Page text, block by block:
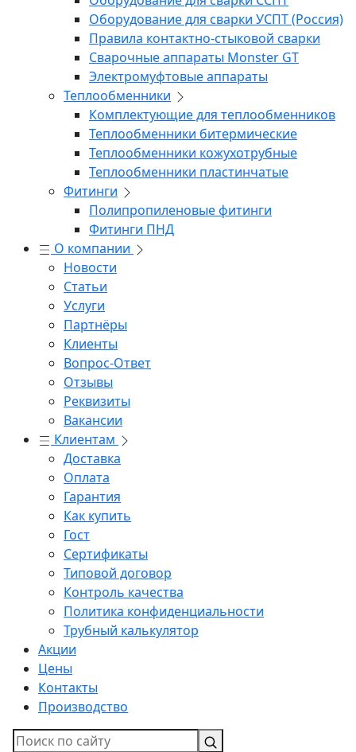
Оборудование для сварки УСПТ (Россия)
Правила контактно-стыковой сварки
Сварочные аппараты Monster GT
Электромуфтовые аппараты
Теплообменники
Комплектующие для теплообменников
Теплообменники битермические
Теплообменники кожухотрубные
Теплообменники пластинчатые
Фитинги
Полипропиленовые фитинги
Фитинги ПНД
О компании
Новости
Статьи
Услуги
Партнёры
Клиенты
Вопрос-Ответ
Отзывы
Реквизиты
Вакансии
Клиентам
Доставка
Оплата
Гарантия
Как купить
Гост
Сертификаты
Типовой договор
Контроль качества
Политика конфиденциальности
Трубный калькулятор
Акции
Цены
Контакты
Производство